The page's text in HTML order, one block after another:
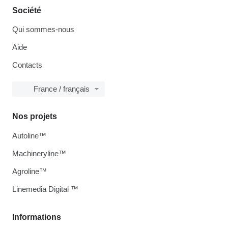
Société
Qui sommes-nous
Aide
Contacts
France / français
Informations
Nos projets
Autoline™
Machineryline™
Agroline™
Linemedia Digital ™